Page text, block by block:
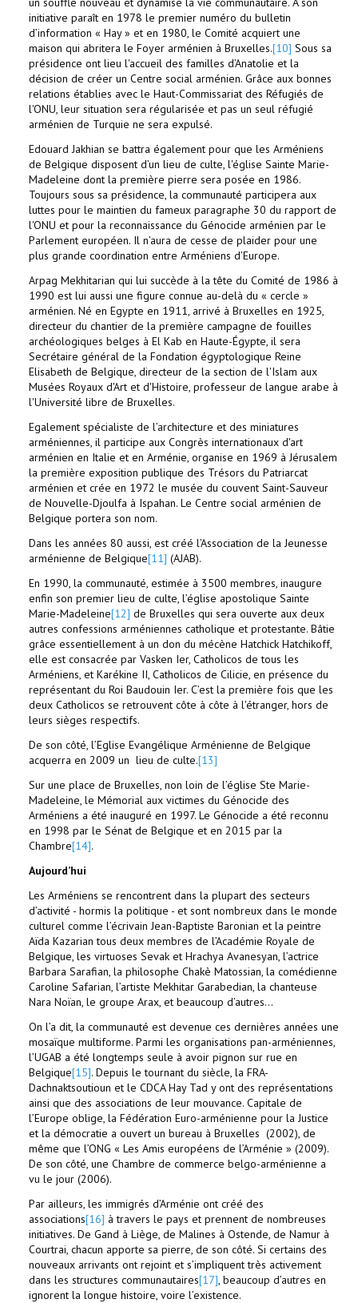
initiative paraît en 1978 le premier numéro du bulletin
d’information « Hay » et en 1980, le Comité acquiert une
maison qui abritera le Foyer arménien à Bruxelles.[10] Sous sa
présidence ont lieu l'accueil des familles d’Anatolie et la
décision de créer un Centre social arménien. Grâce aux bonnes
relations établies avec le Haut-Commissariat des Réfugiés de
l'ONU, leur situation sera régularisée et pas un seul réfugié
arménien de Turquie ne sera expulsé.
Edouard Jakhian se battra également pour que les Arméniens
de Belgique disposent d’un lieu de culte, l'église Sainte Marie-
Madeleine dont la première pierre sera posée en 1986.
Toujours sous sa présidence, la communauté participera aux
luttes pour le maintien du fameux paragraphe 30 du rapport de
l'ONU et pour la reconnaissance du Génocide arménien par le
Parlement européen. Il n’aura de cesse de plaider pour une
plus grande coordination entre Arméniens d’Europe.
Arpag Mekhitarian qui lui succède à la tête du Comité de 1986 à
1990 est lui aussi une figure connue au-delà du « cercle »
arménien. Né en Egypte en 1911, arrivé à Bruxelles en 1925,
directeur du chantier de la première campagne de fouilles
archéologiques belges à El Kab en Haute-Égypte, il sera
Secrétaire général de la Fondation égyptologique Reine
Elisabeth de Belgique, directeur de la section de l'Islam aux
Musées Royaux d'Art et d'Histoire, professeur de langue arabe à
l'Université libre de Bruxelles.
Egalement spécialiste de l’architecture et des miniatures
arméniennes, il participe aux Congrès internationaux d'art
arménien en Italie et en Arménie, organise en 1969 à Jérusalem
la première exposition publique des Trésors du Patriarcat
arménien et crée en 1972 le musée du couvent Saint-Sauveur
de Nouvelle-Djoulfa à Ispahan. Le Centre social arménien de
Belgique portera son nom.
Dans les années 80 aussi, est créé l’Association de la Jeunesse
arménienne de Belgique[11] (AJAB).
En 1990, la communauté, estimée à 3500 membres, inaugure
enfin son premier lieu de culte, l’église apostolique Sainte
Marie-Madeleine[12] de Bruxelles qui sera ouverte aux deux
autres confessions arméniennes catholique et protestante. Bâtie
grâce essentiellement à un don du mécène Hatchick Hatchikoff,
elle est consacrée par Vasken Ier, Catholicos de tous les
Arméniens, et Karékine II, Catholicos de Cilicie, en présence du
représentant du Roi Baudouin Ier. C’est la première fois que les
deux Catholicos se retrouvent côte à côte à l'étranger, hors de
leurs sièges respectifs.
De son côté, l’Eglise Evangélique Arménienne de Belgique
acquerra en 2009 un lieu de culte.[13]
Sur une place de Bruxelles, non loin de l’église Ste Marie-
Madeleine, le Mémorial aux victimes du Génocide des
Arméniens a été inauguré en 1997. Le Génocide a été reconnu
en 1998 par le Sénat de Belgique et en 2015 par la
Chambre[14].
Aujourd’hui
Les Arméniens se rencontrent dans la plupart des secteurs
d’activité - hormis la politique - et sont nombreux dans le monde
culturel comme l’écrivain Jean-Baptiste Baronian et la peintre
Aïda Kazarian tous deux membres de l’Académie Royale de
Belgique, les virtuoses Sevak et Hrachya Avanesyan, l’actrice
Barbara Sarafian, la philosophe Chakè Matossian, la comédienne
Caroline Safarian, l’artiste Mekhitar Garabedian, la chanteuse
Nara Noïan, le groupe Arax, et beaucoup d’autres...
On l’a dit, la communauté est devenue ces dernières années une
mosaïque multiforme. Parmi les organisations pan-arméniennes,
l’UGAB a été longtemps seule à avoir pignon sur rue en
Belgique[15]. Depuis le tournant du siècle, la FRA-
Dachnaktsoutioun et le CDCA Hay Tad y ont des représentations
ainsi que des associations de leur mouvance. Capitale de
l’Europe oblige, la Fédération Euro-arménienne pour la Justice
et la démocratie a ouvert un bureau à Bruxelles (2002), de
même que l’ONG « Les Amis européens de l’Arménie » (2009).
De son côté, une Chambre de commerce belgo-arménienne a
vu le jour (2006).
Par ailleurs, les immigrés d’Arménie ont créé des
associations[16] à travers le pays et prennent de nombreuses
initiatives. De Gand à Liège, de Malines à Ostende, de Namur à
Courtrai, chacun apporte sa pierre, de son côté. Si certains des
nouveaux arrivants ont rejoint et s’impliquent très activement
dans les structures communautaires[17], beaucoup d’autres en
ignorent la longue histoire, voire l’existence.